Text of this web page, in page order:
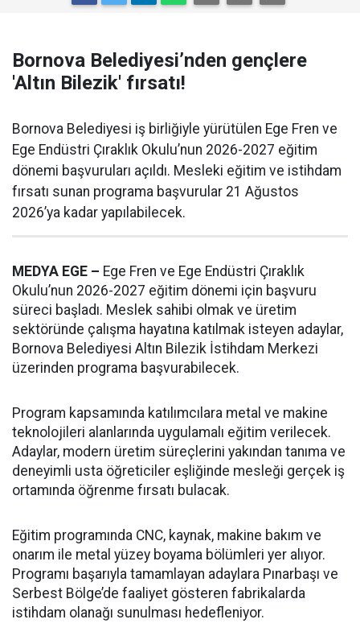
Bornova Belediyesi’nden gençlere
'Altın Bilezik' fırsatı!
Bornova Belediyesi iş birliğiyle yürütülen Ege Fren ve
Ege Endüstri Çıraklık Okulu’nun 2026-2027 eğitim
dönemi başvuruları açıldı. Mesleki eğitim ve istihdam
fırsatı sunan programa başvurular 21 Ağustos
2026’ya kadar yapılabilecek.
MEDYA EGE – Ege Fren ve Ege Endüstri Çıraklık
Okulu’nun 2026-2027 eğitim dönemi için başvuru
süreci başladı. Meslek sahibi olmak ve üretim
sektöründe çalışma hayatına katılmak isteyen adaylar,
Bornova Belediyesi Altın Bilezik İstihdam Merkezi
üzerinden programa başvurabilecek.
Program kapsamında katılımcılara metal ve makine
teknolojileri alanlarında uygulamalı eğitim verilecek.
Adaylar, modern üretim süreçlerini yakından tanıma ve
deneyimli usta öğreticiler eşliğinde mesleği gerçek iş
ortamında öğrenme fırsatı bulacak.
Eğitim programında CNC, kaynak, makine bakım ve
onarım ile metal yüzey boyama bölümleri yer alıyor.
Programı başarıyla tamamlayan adaylara Pınarbaşı ve
Serbest Bölge’de faaliyet gösteren fabrikalarda
istihdam olanağı sunulması hedefleniyor.